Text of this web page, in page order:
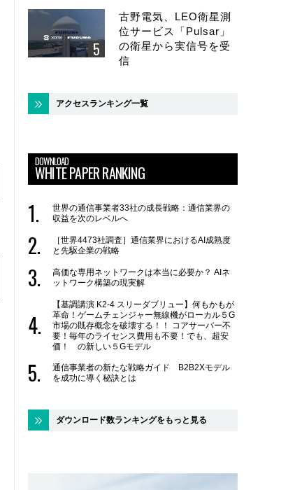
古野電気、LEO衛星測
位サービス「Pulsar」
の衛星から実信号を受
信
アクセスランキング一覧
DOWNLOAD
WHITE PAPER RANKING
世界の通信事業者33社の成長戦略：通信業界の
収益を次のレベルへ
［世界4473社調査］通信業界におけるAI成熟度
と先駆企業の戦略
高価な専用ネットワークは本当に必要か？ AIネ
ットワーク構築の現実解
【基調講演 K2-4 スリーダブリュー】何もかもが
革命！ゲームチェンジャー無線機がローカル５G
市場の既存概念を破壊する！！ コアサーバー不
要！毎年のライセンス費用も不要！でも、超安
価！ の新しい５Gモデル
通信事業者の新たな戦略ガイド B2B2Xモデル
を成功に導く秘訣とは
ダウンロード数ランキングをもっと見る